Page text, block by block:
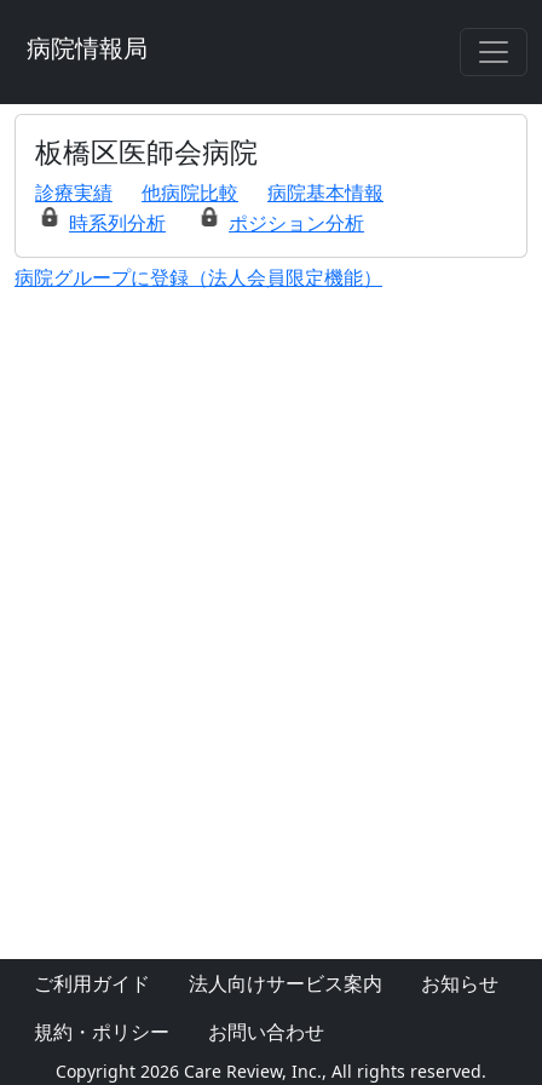
病院情報局
板橋区医師会病院
診療実績 他病院比較
病院基本情報
時系列分析
ポジション分析
病院グループに登録（法人会員限定機能）
ご利用ガイド 法人向けサービス案内
お知らせ
規約・ポリシー
お問い合わせ
Copyright 2026 Care Review, Inc., All rights reserved.